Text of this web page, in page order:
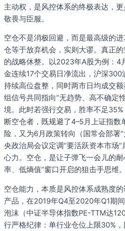
主动权，是风控体系的终极表达，
敬畏与臣服。
空仓不是消极回避，而是最高级的
仓等于放弃机会，实则大谬。真正
的战略休整。以2023年A股为例：4
金连续17个交易日净流出，沪深
持续高位盘整，同时两市日均成交
组信号共同指向“无趋势、高不确定
境。此时若强行交易，胜率不足
断空仓者，既规避了4–5月上证指数
险，又为6月政策转向（国常会部署
央政治局会议定调“要活跃资本市场
心力。空仓，是让子弹飞一会儿的
率、低熵值”窗口开启的狙击手思维。
空仓能力，本质是风控体系成熟度
产品，在2019年Q4至2020年Q1期
泡沫（中证半导体指数PE-TTM达
行严格纪律：单行业仓位上限30%